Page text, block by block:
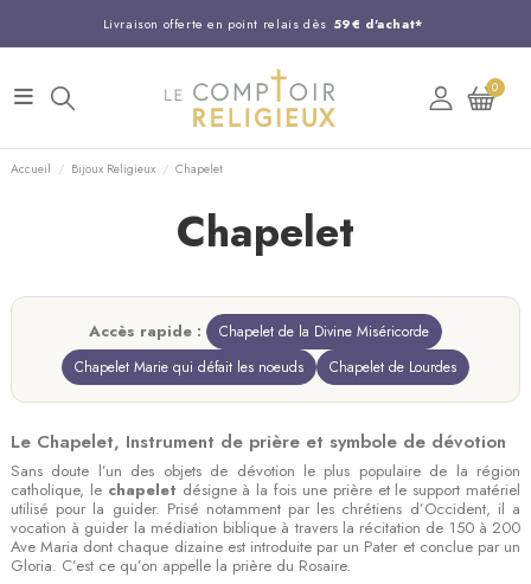
Livraison offerte en point relais dès 59€ d'achat*
Entreprise Française familiale
Support client disponible au 03 20 24 74 15
Commandez avant 14H,
0
Accueil Bijoux Religieux Chapelet
Chapelet
Accès rapide :
Chapelet de la Divine Miséricorde
Chapelet Marie qui défait les noeuds
Chapelet de Lourdes
Le Chapelet, Instrument de prière et symbole de dévotion
Sans doute l’un des objets de dévotion le plus populaire de la région
catholique, le chapelet désigne à la fois une prière et le support matériel
utilisé pour la guider. Prisé notamment par les chrétiens d’Occident, il a
vocation à guider la médiation biblique à travers la récitation de 150 à 200
Ave Maria dont chaque dizaine est introduite par un Pater et conclue par un
Gloria. C’est ce qu’on appelle la prière du Rosaire.